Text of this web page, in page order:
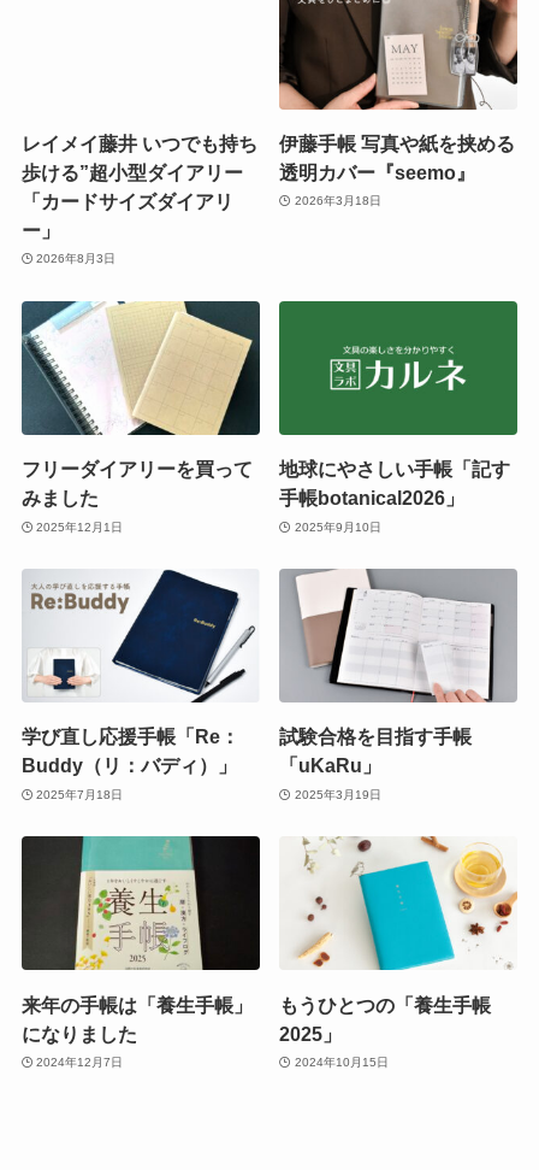
レイメイ藤井 いつでも持ち
歩ける”超小型ダイアリー
「カードサイズダイアリ
ー」
2026年8月3日
伊藤手帳 写真や紙を挟める
透明カバー『seemo』
2026年3月18日
フリーダイアリーを買って
みました
2025年12月1日
地球にやさしい手帳「記す
手帳botanical2026」
2025年9月10日
学び直し応援手帳「Re：
Buddy（リ：バディ）」
2025年7月18日
試験合格を目指す手帳
「uKaRu」
2025年3月19日
来年の手帳は「養生手帳」
になりました
2024年12月7日
もうひとつの「養生手帳
2025」
2024年10月15日